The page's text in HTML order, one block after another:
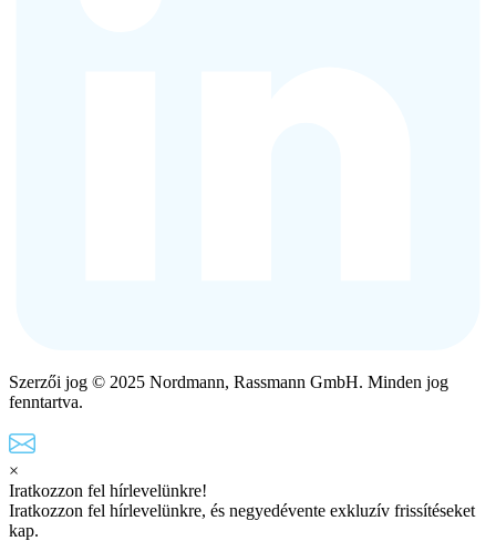
Szerzői jog © 2025 Nordmann, Rassmann GmbH. Minden jog
fenntartva.
×
Iratkozzon fel hírlevelünkre!
Iratkozzon fel hírlevelünkre, és negyedévente exkluzív frissítéseket
kap.